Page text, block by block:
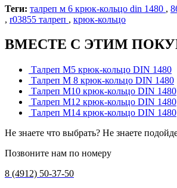
Теги: талреп м 6 крюк-кольцо din 1480 ,
, r03855 талреп , крюк-кольцо
ВМЕСТЕ С ЭТИМ
Талреп М5 крюк-кольцо DIN 1480
Талреп М 8 крюк-кольцо DIN 1480
Талреп М10 крюк-кольцо DIN 1480
Талреп М12 крюк-кольцо DIN 1480
Талреп М14 крюк-кольцо DIN 1480
Не знаете что выбрать? Не знаете
Позвоните нам по номеру
8 (4912) 50-37-50